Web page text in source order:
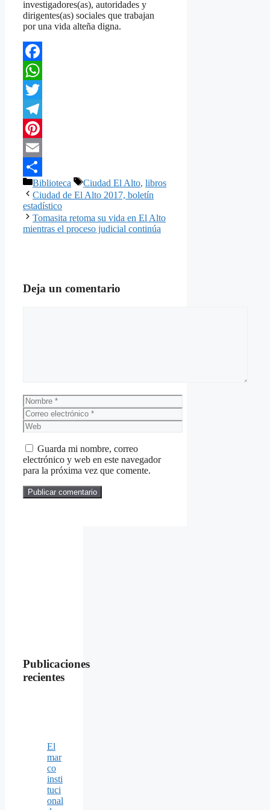
investigadores(as), autoridades y
dirigentes(as) sociales que trabajan
por una vida alteña digna.
Facebook
WhatsApp
Twitter
Telegram
Pinterest
Email
Compartir
Categorías
Biblioteca Etiquetas
Ciudad El Alto, libros
Ciudad de El Alto 2017, boletín
estadístico
Tomasita retoma su vida en El Alto
mientras el proceso judicial continúa
Deja un comentario
Nombre
Correo
electrónico
Web
Guarda mi nombre, correo
electrónico y web en este navegador
para la próxima vez que comente.
Publicaciones
recientes
El
mar
co
insti
tuci
onal